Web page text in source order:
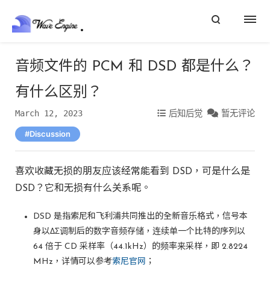
音频文件的 PCM 和 DSD 都是什么？
有什么区别？
March 12, 2023 后知后觉 暂无评论
Discussion
喜欢收藏无损的朋友应该经常能看到 DSD，可是什么是
DSD？它和无损有什么关系呢。
DSD 是指索尼和飞利浦共同推出的全新音乐格式，信号本
身以ΔΣ调制后的数字音频存储，连续单一个比特的序列以
64 倍于 CD 采样率（44.1kHz）的频率来采样，即 2.8224
MHz，详情可以参考索尼官网 ；